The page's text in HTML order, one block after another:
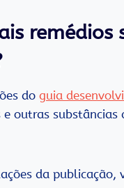
do guia
e outras
da